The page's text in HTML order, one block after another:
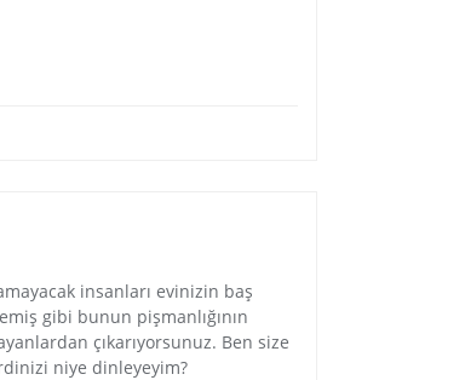
insanları evinizin baş
gibi bunun pişmanlığının
çıkarıyorsunuz. Ben size
niye dinleyeyim?